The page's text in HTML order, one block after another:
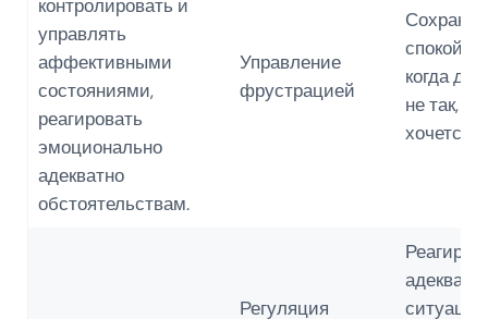
контролировать и
управлять
аффективными
состояниями,
реагировать
эмоционально
адекватно
обстоятельствам.
Управление
фрустрацией
когда
не так, как
хочется.
Регуляция